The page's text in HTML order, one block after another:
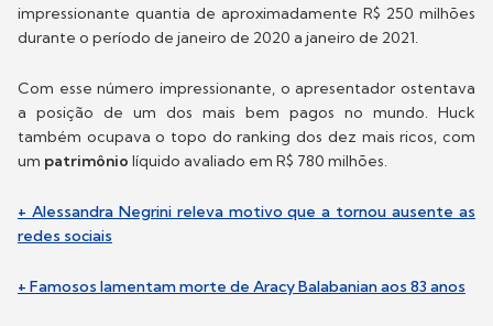
impressionante quantia de aproximadamente R$ 250 milhões
durante o período de janeiro de 2020 a janeiro de 2021.
Com esse número impressionante, o apresentador ostentava
a posição de um dos mais bem pagos no mundo. Huck
também ocupava o topo do ranking dos dez mais ricos, com
um patrimônio líquido avaliado em R$ 780 milhões.
+ Alessandra Negrini releva motivo que a tornou ausente as
redes sociais
+ Famosos lamentam morte de Aracy Balabanian aos 83 anos